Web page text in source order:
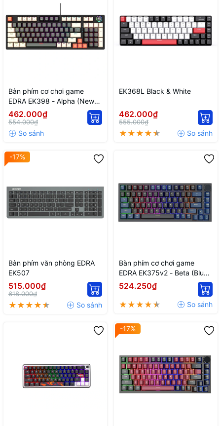
Bàn phím cơ chơi game
EDRA EK398 - Alpha (New
Update)
462.000₫
554.000₫
EK368L Black & White
462.000₫
555.000₫
-17%
Bàn phím văn phòng EDRA
EK507
515.000₫
618.000₫
Bàn phím cơ chơi game
EDRA EK375v2 - Beta (Blue
+ Black)
524.250₫
-17%